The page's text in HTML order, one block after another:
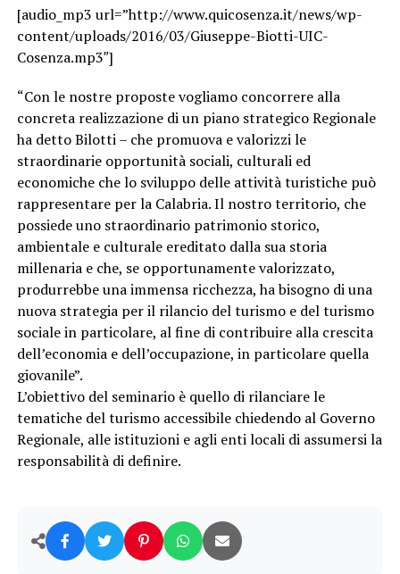
[audio_mp3 url=”http://www.quicosenza.it/news/wp-
content/uploads/2016/03/Giuseppe-Biotti-UIC-
Cosenza.mp3″]
“Con le nostre proposte vogliamo concorrere alla
concreta realizzazione di un piano strategico Regionale
ha detto Bilotti – che promuova e valorizzi le
straordinarie opportunità sociali, culturali ed
economiche che lo sviluppo delle attività turistiche può
rappresentare per la Calabria. Il nostro territorio, che
possiede uno straordinario patrimonio storico,
ambientale e culturale ereditato dalla sua storia
millenaria e che, se opportunamente valorizzato,
produrrebbe una immensa ricchezza, ha bisogno di una
nuova strategia per il rilancio del turismo e del turismo
sociale in particolare, al fine di contribuire alla crescita
dell’economia e dell’occupazione, in particolare quella
giovanile”.
L’obiettivo del seminario è quello di rilanciare le
tematiche del turismo accessibile chiedendo al Governo
Regionale, alle istituzioni e agli enti locali di assumersi la
responsabilità di definire.